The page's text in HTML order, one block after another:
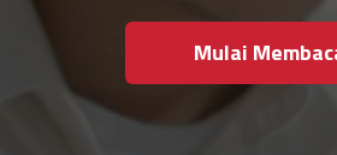
Mulai